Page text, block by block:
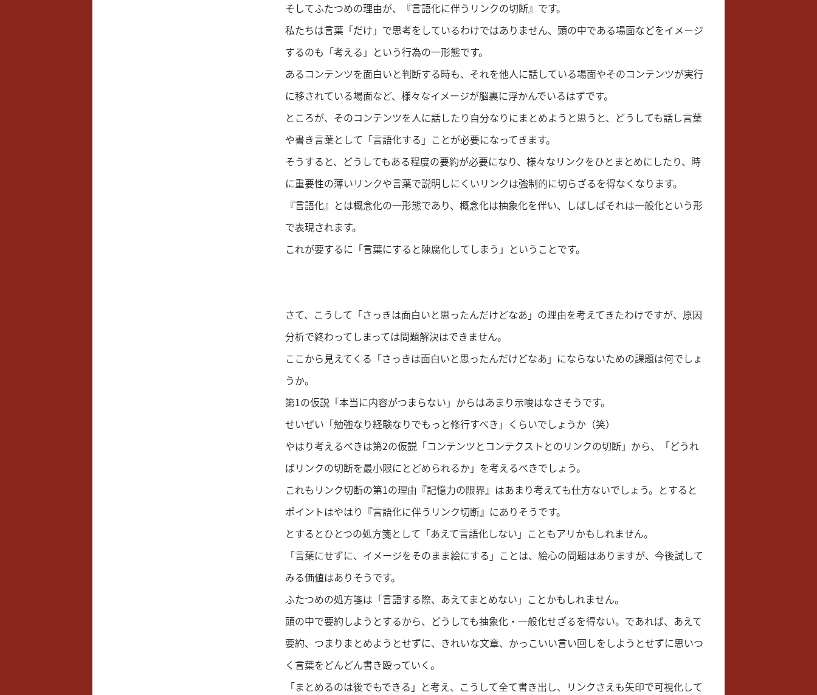
そしてふたつめの理由が、『言語化に伴うリンクの切断』です。
私たちは言葉「だけ」で思考をしているわけではありません、頭の中である場面などをイメージ
するのも「考える」という行為の一形態です。
あるコンテンツを面白いと判断する時も、それを他人に話している場面やそのコンテンツが実行
に移されている場面など、様々なイメージが脳裏に浮かんでいるはずです。
ところが、そのコンテンツを人に話したり自分なりにまとめようと思うと、どうしても話し言葉
や書き言葉として「言語化する」ことが必要になってきます。
そうすると、どうしてもある程度の要約が必要になり、様々なリンクをひとまとめにしたり、時
に重要性の薄いリンクや言葉で説明しにくいリンクは強制的に切らざるを得なくなります。
『言語化』とは概念化の一形態であり、概念化は抽象化を伴い、しばしばそれは一般化という形
で表現されます。
これが要するに「言葉にすると陳腐化してしまう」ということです。
さて、こうして「さっきは面白いと思ったんだけどなあ」の理由を考えてきたわけですが、原因
分析で終わってしまっては問題解決はできません。
ここから見えてくる「さっきは面白いと思ったんだけどなあ」にならないための課題は何でしょ
うか。
第1の仮説「本当に内容がつまらない」からはあまり示唆はなさそうです。
せいぜい「勉強なり経験なりでもっと修行すべき」くらいでしょうか（笑）
やはり考えるべきは第2の仮説「コンテンツとコンテクストとのリンクの切断」から、「どうれ
ばリンクの切断を最小限にとどめられるか」を考えるべきでしょう。
これもリンク切断の第1の理由『記憶力の限界』はあまり考えても仕方ないでしょう。とすると
ポイントはやはり『言語化に伴うリンク切断』にありそうです。
とするとひとつの処方箋として「あえて言語化しない」こともアリかもしれません。
「言葉にせずに、イメージをそのまま絵にする」ことは、絵心の問題はありますが、今後試して
みる価値はありそうです。
ふたつめの処方箋は「言語する際、あえてまとめない」ことかもしれません。
頭の中で要約しようとするから、どうしても抽象化・一般化せざるを得ない。であれば、あえて
要約、つまりまとめようとせずに、きれいな文章、かっこいい言い回しをしようとせずに思いつ
く言葉をどんどん書き殴っていく。
「まとめるのは後でもできる」と考え、こうして全て書き出し、リンクさえも矢印で可視化して